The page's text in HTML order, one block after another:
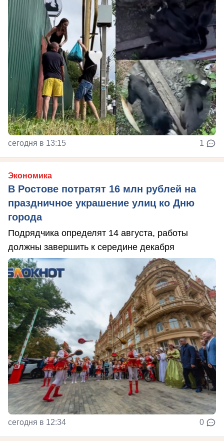
сегодня в 13:15 1
Экономика
В Ростове потратят 16 млн рублей на
праздничное украшение улиц ко Дню
города
Подрядчика определят 14 августа, работы
должны завершить к середине декабря
сегодня в 12:34 0